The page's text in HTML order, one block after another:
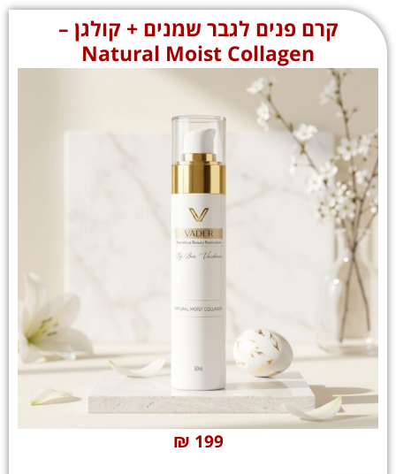
קרם פנים לגבר שמנים + קולגן –
Natural Moist Collagen
₪ 199